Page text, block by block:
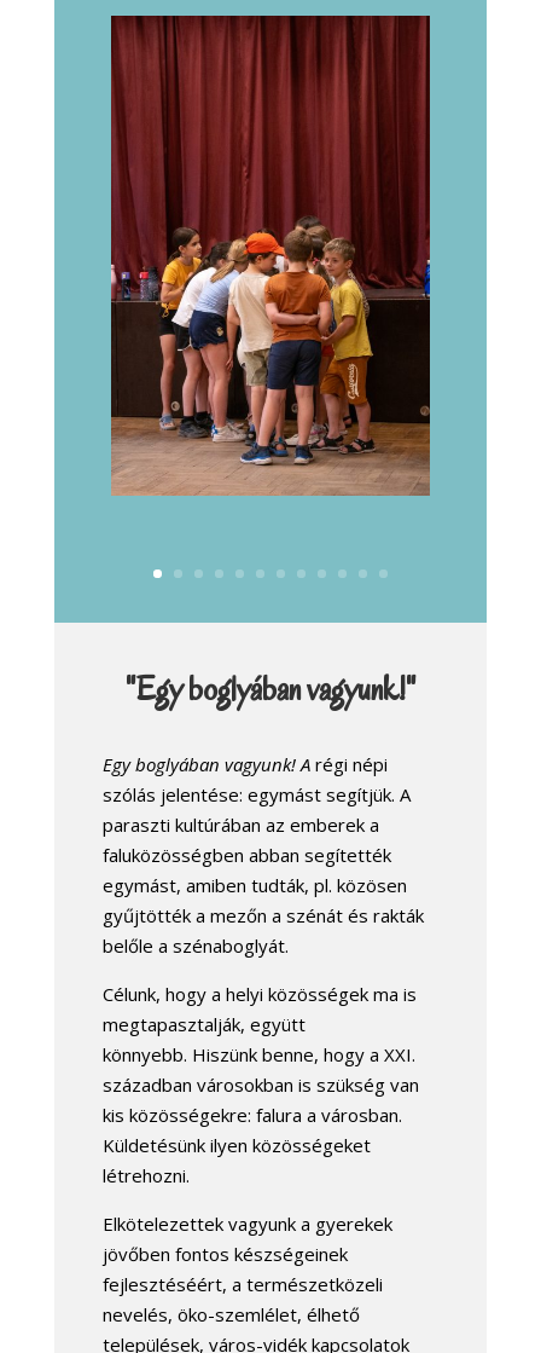
"Egy boglyában vagyunk!"
Egy boglyában vagyunk! A régi népi
szólás jelentése: egymást segítjük. A
paraszti kultúrában az emberek a
faluközösségben abban segítették
egymást, amiben tudták, pl. közösen
gyűjtötték a mezőn a szénát és rakták
belőle a szénaboglyát.
Célunk, hogy a helyi közösségek ma is
megtapasztalják, együtt
könnyebb. Hiszünk benne, hogy a XXI.
században városokban is szükség van
kis közösségekre: falura a városban.
Küldetésünk ilyen közösségeket
létrehozni.
Elkötelezettek vagyunk a gyerekek
jövőben fontos készségeinek
fejlesztéséért, a természetközeli
nevelés, öko-szemlélet, élhető
települések, város-vidék kapcsolatok